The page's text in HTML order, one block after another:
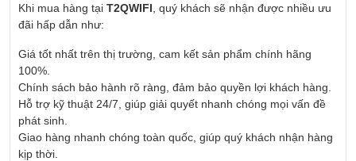
Khi mua hàng tại T2QWIFI , quý khách sẽ nhận được nhiều ưu
đãi hấp dẫn như:
Giá tốt nhất trên thị trường, cam kết sản phẩm chính hãng
100%.
Chính sách bảo hành rõ ràng, đảm bảo quyền lợi khách hàng.
Hỗ trợ kỹ thuật 24/7, giúp giải quyết nhanh chóng mọi vấn đề
phát sinh.
Giao hàng nhanh chóng toàn quốc, giúp quý khách nhận hàng
kịp thời.